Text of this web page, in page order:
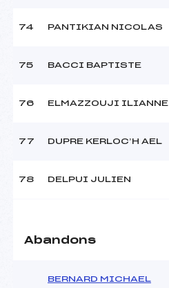
74 PANTIKIAN NICOLAS
75 BACCI BAPTISTE
76 ELMAZZOUJI ILIANNE
77 DUPRE KERLOC’H AEL
78 DELPUI JULIEN
Abandons
BERNARD MICHAEL